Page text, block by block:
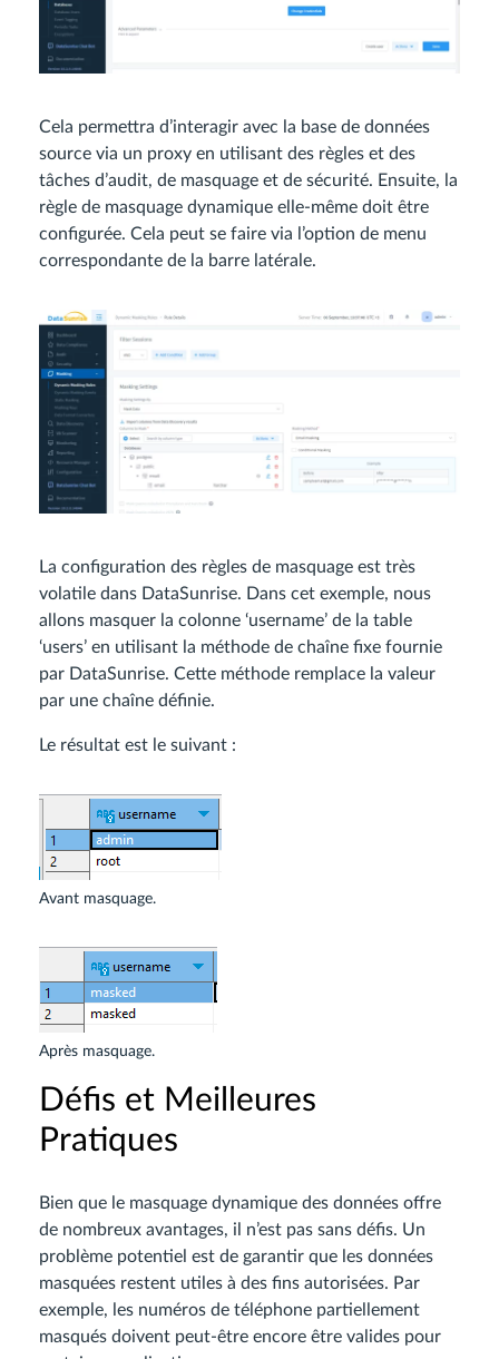
Cela permettra d’interagir avec la base de données
source via un proxy en utilisant des règles et des
tâches d’audit, de masquage et de sécurité. Ensuite, la
règle de masquage dynamique elle-même doit être
configurée. Cela peut se faire via l’option de menu
correspondante de la barre latérale.
La configuration des règles de masquage est très
volatile dans DataSunrise. Dans cet exemple, nous
allons masquer la colonne ‘username’ de la table
‘users’ en utilisant la méthode de chaîne fixe fournie
par DataSunrise. Cette méthode remplace la valeur
par une chaîne définie.
Le résultat est le suivant :
Avant masquage.
Après masquage.
Défis et Meilleures
Pratiques
Bien que le masquage dynamique des données offre
de nombreux avantages, il n’est pas sans défis. Un
problème potentiel est de garantir que les données
masquées restent utiles à des fins autorisées. Par
exemple, les numéros de téléphone partiellement
masqués doivent peut-être encore être valides pour